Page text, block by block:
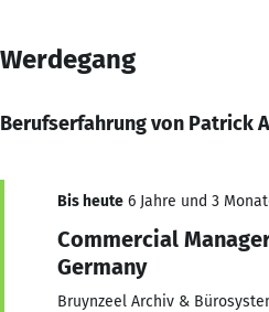
Werdegang
Berufserfahrung von Patrick
Bis heute 6 Jahre und 3
Commercial
Germany
Bruynzeel Archiv &